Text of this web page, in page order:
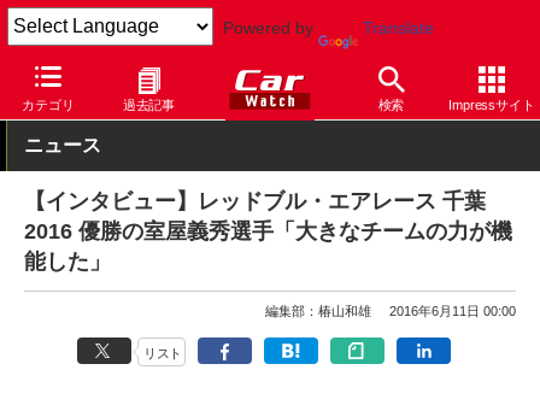
Powered by Translate
カテゴリ 過去記事 検索 Impressサイト
Car Watch モータースポーツ
ニュース
【インタビュー】レッドブル・エアレース 千葉
2016 優勝の室屋義秀選手「大きなチームの力が機
能した」
編集部：椿山和雄 2016年6月11日 00:00
リスト